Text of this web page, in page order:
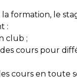
la formation, le
:
club ;
cours pour
cours en toute